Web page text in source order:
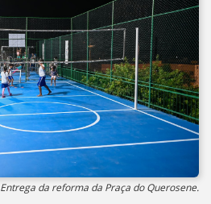
Entrega da reforma da Praça do Querosene.